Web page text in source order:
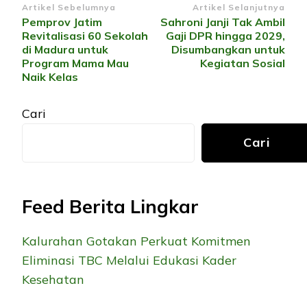
Navigasi
Artikel
Artikel Sebelumnya
Pemprov Jatim
Revitalisasi 60 Sekolah
di Madura untuk
Program Mama Mau
Naik Kelas
Artikel Selanjutnya
Sahroni Janji Tak Ambil
Gaji DPR hingga 2029,
Disumbangkan untuk
Kegiatan Sosial
Cari
Cari
Feed Berita Lingkar
Kalurahan Gotakan Perkuat Komitmen
Eliminasi TBC Melalui Edukasi Kader
Kesehatan